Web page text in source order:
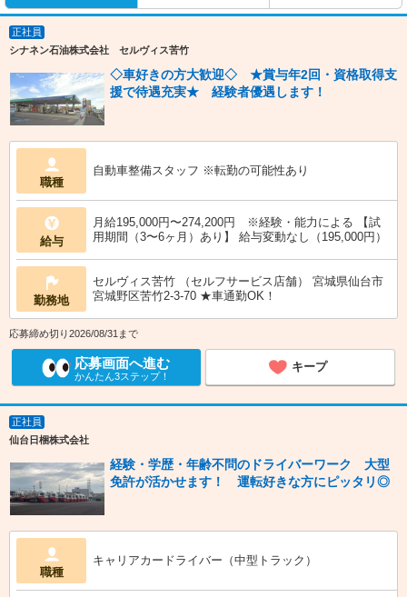
正社員
シナネン石油株式会社 セルヴィス苦竹
◇車好きの方大歓迎◇ ★賞与年2回・資格取得支
援で待遇充実★ 経験者優遇します！
職種
自動車整備スタッフ ※転勤の可能性あり
給与
月給195,000円〜274,200円 ※経験・能力による 【試
用期間（3〜6ヶ月）あり】 給与変動なし（195,000円）
勤務地
セルヴィス苦竹 （セルフサービス店舗） 宮城県仙台市
宮城野区苦竹2-3-70 ★車通勤OK！
応募締め切り2026/08/31まで
応募画面へ進む
かんたん3ステップ！
キープ
正社員
仙台日梱株式会社
経験・学歴・年齢不問のドライバーワーク 大型
免許が活かせます！ 運転好きな方にピッタリ◎
職種
キャリアカードライバー（中型トラック）